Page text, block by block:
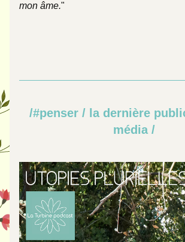
mon âme."
/#penser / la dernière
média /